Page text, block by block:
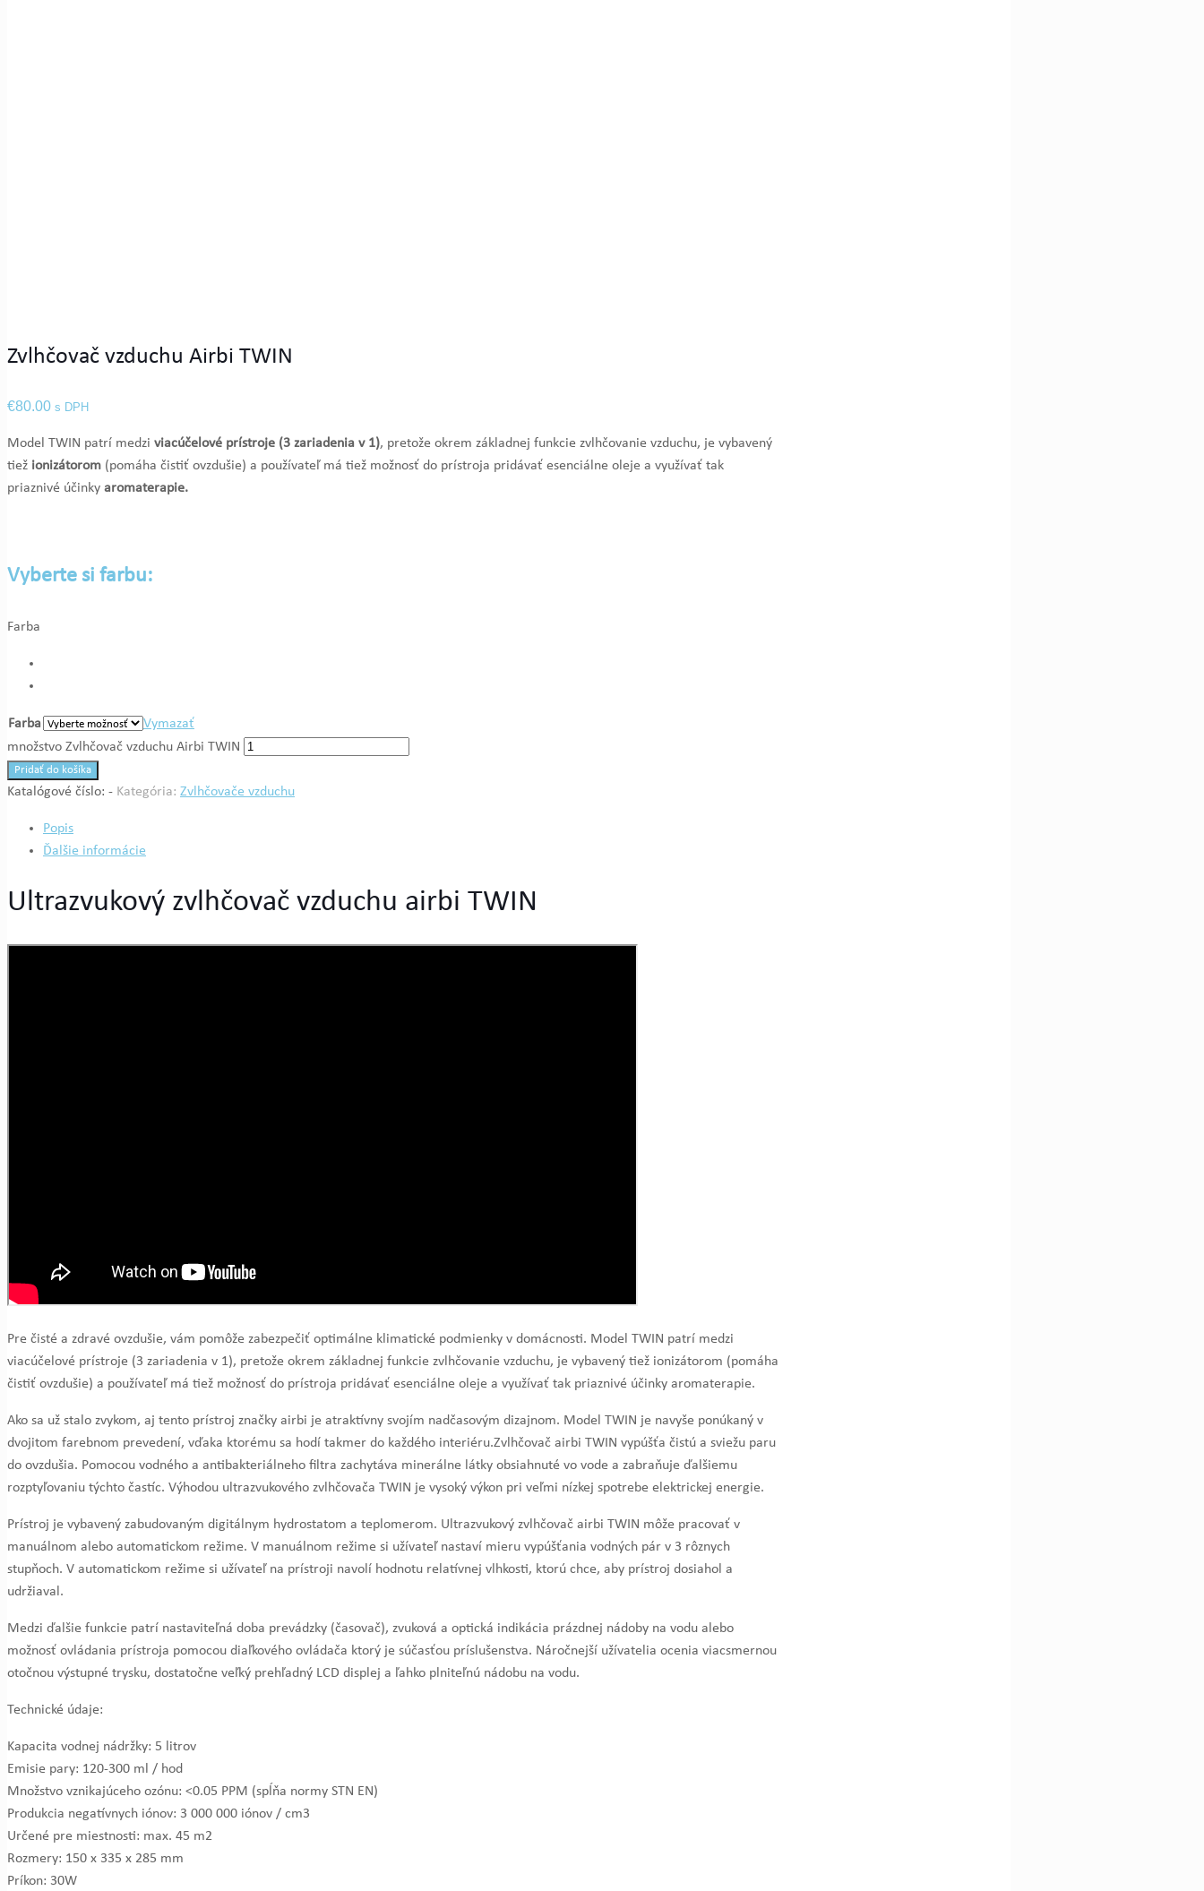
Zvlhčovač vzduchu Airbi TWIN
€80.00 s DPH
Model TWIN patrí medzi viacúčelové prístroje (3 zariadenia v 1), pretože okrem základnej funkcie zvlhčovanie vzduchu, je vybavený
tiež ionizátorom (pomáha čistiť ovzdušie) a používateľ má tiež možnosť do prístroja pridávať esenciálne oleje a využívať tak
priaznivé účinky aromaterapie.
Vyberte si farbu:
Farba
Farba
Vymazať
množstvo Zvlhčovač vzduchu Airbi TWIN
Pridať do košíka
Katalógové číslo: - Kategória: Zvlhčovače vzduchu
Popis
Ďalšie informácie
Ultrazvukový zvlhčovač vzduchu airbi TWIN
Pre čisté a zdravé ovzdušie, vám pomôže zabezpečiť optimálne klimatické podmienky v domácnosti. Model TWIN patrí medzi
viacúčelové prístroje (3 zariadenia v 1), pretože okrem základnej funkcie zvlhčovanie vzduchu, je vybavený tiež ionizátorom (pomáha
čistiť ovzdušie) a používateľ má tiež možnosť do prístroja pridávať esenciálne oleje a využívať tak priaznivé účinky aromaterapie.
Ako sa už stalo zvykom, aj tento prístroj značky airbi je atraktívny svojím nadčasovým dizajnom. Model TWIN je navyše ponúkaný v
dvojitom farebnom prevedení, vďaka ktorému sa hodí takmer do každého interiéru.Zvlhčovač airbi TWIN vypúšťa čistú a sviežu paru
do ovzdušia. Pomocou vodného a antibakteriálneho filtra zachytáva minerálne látky obsiahnuté vo vode a zabraňuje ďalšiemu
rozptyľovaniu týchto častíc. Výhodou ultrazvukového zvlhčovača TWIN je vysoký výkon pri veľmi nízkej spotrebe elektrickej energie.
Prístroj je vybavený zabudovaným digitálnym hydrostatom a teplomerom. Ultrazvukový zvlhčovač airbi TWIN môže pracovať v
manuálnom alebo automatickom režime. V manuálnom režime si užívateľ nastaví mieru vypúšťania vodných pár v 3 rôznych
stupňoch. V automatickom režime si užívateľ na prístroji navolí hodnotu relatívnej vlhkosti, ktorú chce, aby prístroj dosiahol a
udržiaval.
Medzi ďalšie funkcie patrí nastaviteľná doba prevádzky (časovač), zvuková a optická indikácia prázdnej nádoby na vodu alebo
možnosť ovládania prístroja pomocou diaľkového ovládača ktorý je súčasťou príslušenstva. Náročnejší užívatelia ocenia viacsmernou
otočnou výstupné trysku, dostatočne veľký prehľadný LCD displej a ľahko plniteľnú nádobu na vodu.
Technické údaje:
Kapacita vodnej nádržky: 5 litrov
Emisie pary: 120-300 ml / hod
Množstvo vznikajúceho ozónu: <0.05 PPM (spĺňa normy STN EN)
Produkcia negatívnych iónov: 3 000 000 iónov / cm3
Určené pre miestnosti: max. 45 m2
Rozmery: 150 x 335 x 285 mm
Príkon: 30W